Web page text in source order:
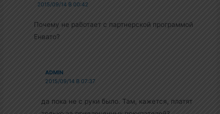
2015/09/14 В 00:42
Почему не работает с партнерской программой
Енвато?
ADMIN
2015/09/14 В 07:37
да пока не с руки было. Там, кажется, платят